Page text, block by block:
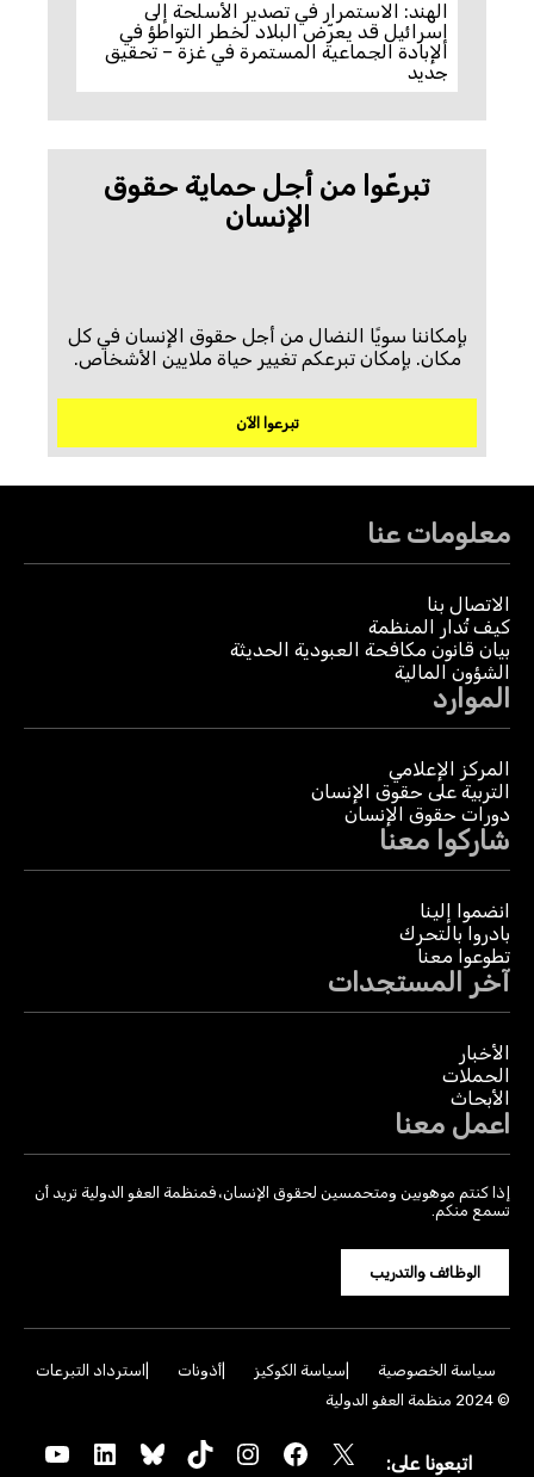
الهند: الاستمرار في تصدير الأسلحة إلى
إسرائيل قد يعرّض البلاد لخطر التواطؤ في
الإبادة الجماعية المستمرة في غزة – تحقيق
جديد
تبرعّوا من أجل حماية حقوق
الإنسان
بإمكاننا سويًا النضال من أجل حقوق الإنسان في كل
مكان. بإمكان تبرعكم تغيير حياة ملايين الأشخاص.
تبرعوا الآن
معلومات عنا
الاتصال بنا
كيف تُدار المنظمة
بيان قانون مكافحة العبودية الحديثة
الشؤون المالية
الموارد
المركز الإعلامي
التربية على حقوق الإنسان
دورات حقوق الإنسان
شاركوا معنا
انضموا إلينا
بادروا بالتحرك
تطوعوا معنا
آخر المستجدات
الأخبار
الحملات
الأبحاث
اعمل معنا
إذا كنتم موهوبين ومتحمسين لحقوق الإنسان، فمنظمة العفو الدولية تريد أن
تسمع منكم.
الوظائف والتدريب
سياسة الخصوصية سياسة الكوكيز أذونات
استرداد التبرعات
© 2024 منظمة العفو الدولية
اتبعونا على: X
Facebook
Instagram
TikTok
Bluesky
LinkedIn
YouTube